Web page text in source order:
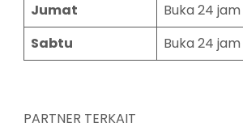
Jumat
Buka 24 jam
Sabtu
Buka 24 jam
PARTNER TERKAIT